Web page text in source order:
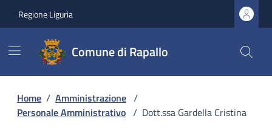
Regione Liguria
Comune di Rapallo
Home / Amministrazione /
Personale Amministrativo / Dott.ssa Gardella Cristina